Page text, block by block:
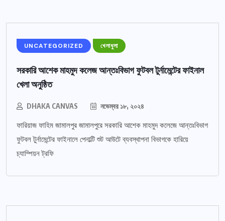
UNCATEGORIZED খেলাধুলা
সরকারি আশেক মাহমুদ কলেজ আন্তঃবিভাগ ফুটবল টুর্নামেন্টের ফাইনাল
খেলা অনুষ্ঠিত
DHAKA CANVAS নভেম্বর ১৮, ২০২৪
ফারিয়াজ ফাহিম জামালপুর জামালপুরে সরকারি আশেক মাহমুদ কলেজে আন্তঃবিভাগ
ফুটবল টুর্নামেন্টের ফাইনালে পেনাল্টি শুট আউটে ব্যবস্থাপনা বিভাগকে হারিয়ে
চ্যাম্পিয়ন ট্রফি